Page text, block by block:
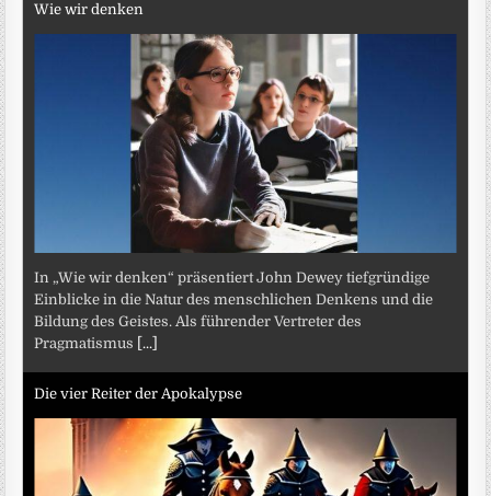
Wie wir denken
In „Wie wir denken“ präsentiert John Dewey tiefgründige
Einblicke in die Natur des menschlichen Denkens und die
Bildung des Geistes. Als führender Vertreter des
Pragmatismus [...]
Die vier Reiter der Apokalypse